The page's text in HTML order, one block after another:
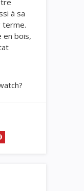
à sa
terme.
en bois,